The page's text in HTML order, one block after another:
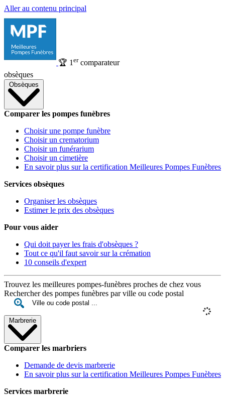
Aller au contenu principal
🏆 1 ercomparateur
obsèques
Obsèques
Comparer les pompes funèbres
Choisir une pompe funèbre
Choisir un crematorium
Choisir un funérarium
Choisir un cimetière
En savoir plus sur la certification Meilleures Pompes Funèbres
Services obsèques
Organiser les obsèques
Estimer le prix des obsèques
Pour vous aider
Qui doit payer les frais d'obsèques ?
Tout ce qu'il faut savoir sur la crémation
10 conseils d'expert
Trouvez les meilleures pompes-funèbres proches de chez vous
Rechercher des pompes funèbres par ville ou code postal
Marbrerie
Comparer les marbriers
Demande de devis marbrerie
En savoir plus sur la certification Meilleures Pompes Funèbres
Services marbrerie